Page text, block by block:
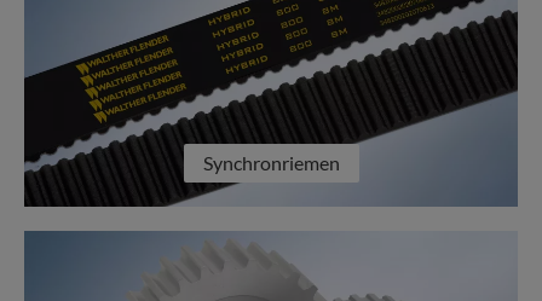
Synchronriemen